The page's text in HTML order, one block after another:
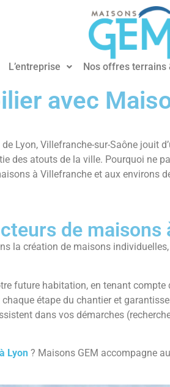
L’entreprise Nos offres terrains
avec
Lyon, Villefranche-sur-Saône jouit
des atouts de la ville. Pourquoi ne
à Villefranche et aux environs
de maisons
la création de maisons
future habitation, en tenant
étape du chantier et
dans vos démarches
Lyon ? Maisons GEM accompagne